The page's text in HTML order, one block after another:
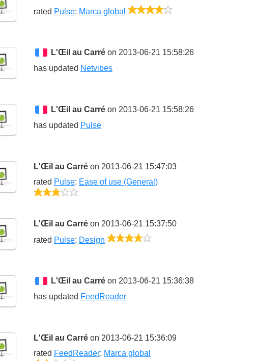
rated Pulse: Marca global
L'Œil au Carré on 2013-06-21 15:58:26
has updated Netvibes
L'Œil au Carré on 2013-06-21 15:58:26
has updated Pulse
L'Œil au Carré on 2013-06-21 15:47:03
rated Pulse: Ease of use (General)
L'Œil au Carré on 2013-06-21 15:37:50
rated Pulse: Design
L'Œil au Carré on 2013-06-21 15:36:38
has updated FeedReader
L'Œil au Carré on 2013-06-21 15:36:09
rated FeedReader: Marca global